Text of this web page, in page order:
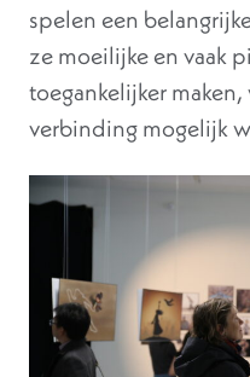
spelen een
ze moeilijke en vaak
toegankelijker
verbinding mogelijk